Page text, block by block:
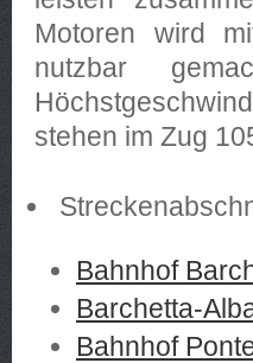
Motoren wird
nutzbar
stehen im Zug
Bahnhof
Barchetta-
Bahnhof